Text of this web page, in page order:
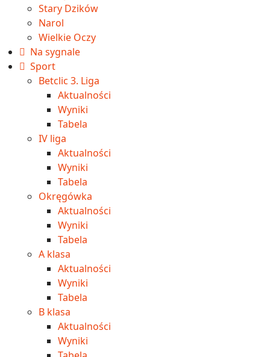
Stary Dzików
Narol
Wielkie Oczy
Na sygnale
Sport
Betclic 3. Liga
Aktualności
Wyniki
Tabela
IV liga
Aktualności
Wyniki
Tabela
Okręgówka
Aktualności
Wyniki
Tabela
A klasa
Aktualności
Wyniki
Tabela
B klasa
Aktualności
Wyniki